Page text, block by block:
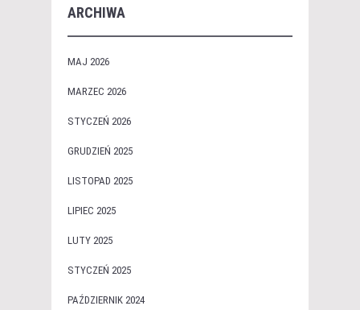
ARCHIWA
MAJ 2026
MARZEC 2026
STYCZEŃ 2026
GRUDZIEŃ 2025
LISTOPAD 2025
LIPIEC 2025
LUTY 2025
STYCZEŃ 2025
PAŹDZIERNIK 2024